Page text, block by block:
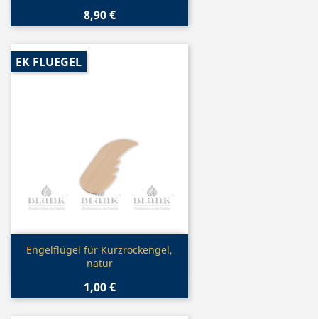
8,90 €
 Vorschau
Engelflügel für Kurzrockengel,
natur
1,00 €
EK FLUEGEL